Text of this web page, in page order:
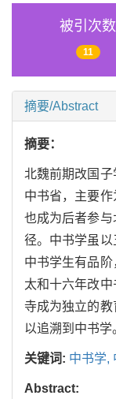
被引次数
11
摘要/Abstract
摘要：
北魏前期改国
中书省，主要作
也成为后者参
径。中书学虽以
中书学生有品
太和十六年改
寺成为独立的教
以追溯到中书学
关键词: 中书学,
Abstract: